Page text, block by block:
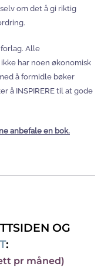
om det å gi riktig
Alle
har noen økonomisk
å formidle bøker
å INSPIRERE til at gode
anbefale en bok.
OG
:
pr måned)